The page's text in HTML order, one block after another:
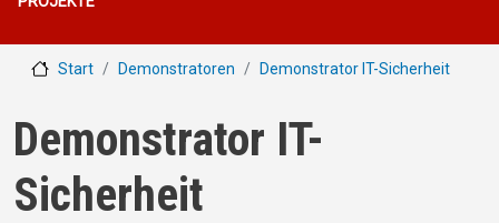
Start Demonstratoren Demonstrator IT-Sicherheit
Demonstrator IT-
Sicherheit